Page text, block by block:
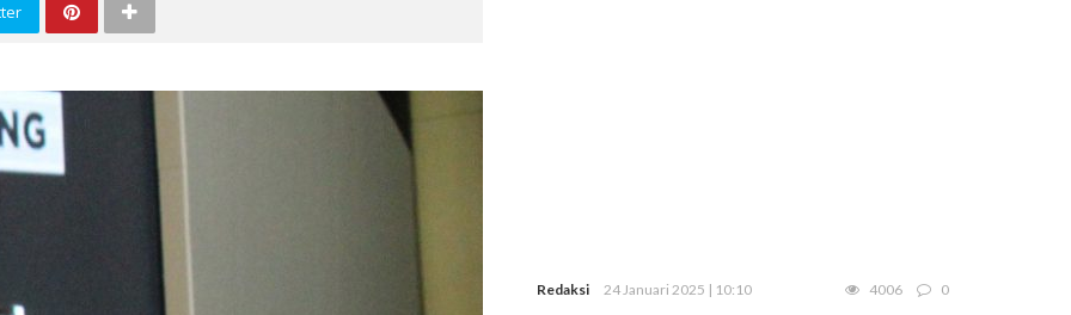
Redaksi 24 Januari 2025 | 10:10 4006 0